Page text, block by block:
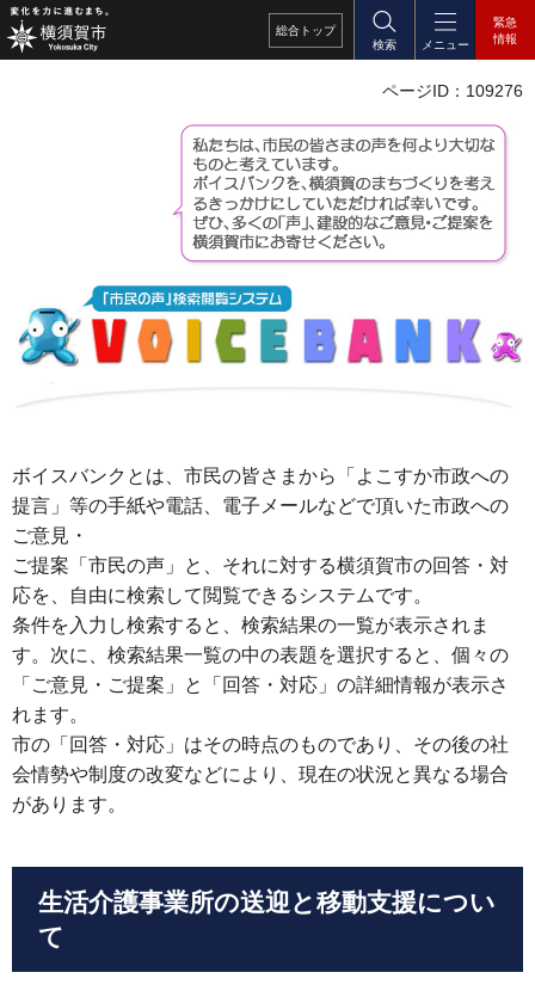
総合 トップ
検索
メニュー
緊急
情報
ページID：109276
ボイスバンクとは、市民の皆さまから「よこすか市政への
提言」等の手紙や電話、電子メールなどで頂いた市政への
ご意見・
ご提案「市民の声」と、それに対する横須賀市の回答・対
応を、自由に検索して閲覧できるシステムです。
条件を入力し検索すると、検索結果の一覧が表示されま
す。次に、検索結果一覧の中の表題を選択すると、個々の
「ご意見・ご提案」と「回答・対応」の詳細情報が表示さ
れます。
市の「回答・対応」はその時点のものであり、その後の社
会情勢や制度の改変などにより、現在の状況と異なる場合
があります。
生活介護事業所の送迎と移動支援につい
て